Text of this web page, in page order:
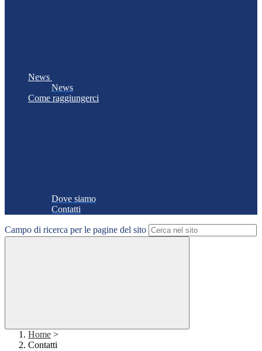
News
News
Come raggiungerci
Dove siamo
Contatti
Campo di ricerca per le pagine del sito
Home >
Contatti